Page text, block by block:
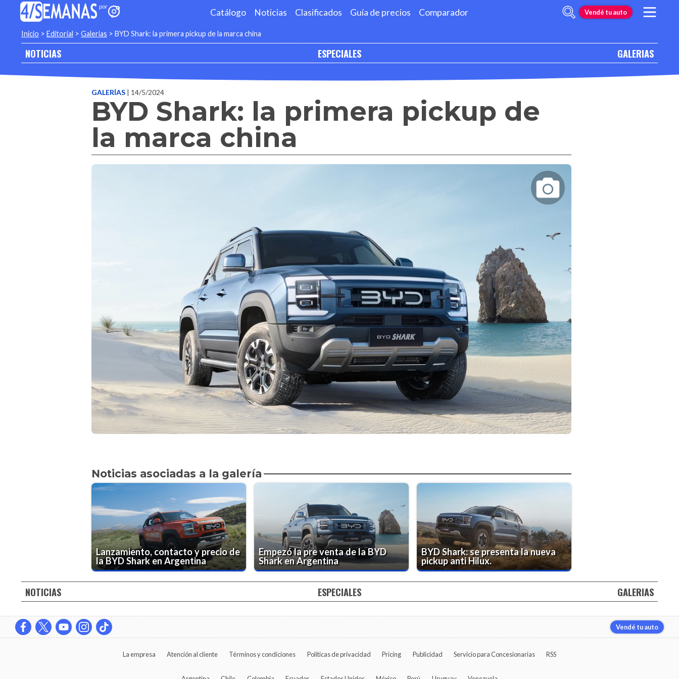
Catálogo Noticias Clasificados Guía de precios Comparador Vendé tu auto
Inicio > Editorial > Galerias > BYD Shark: la primera pickup de la marca china
NOTICIAS ESPECIALES GALERIAS
GALERÍAS | 14/5/2024
BYD Shark: la primera pickup de
la marca china
Noticias asociadas a la galería
Lanzamiento, contacto y precio de
la BYD Shark en Argentina
Empezó la pre venta de la BYD
Shark en Argentina
BYD Shark: se presenta la nueva
pickup anti Hilux.
NOTICIAS ESPECIALES GALERIAS
Vendé tu auto
La empresa Atención al cliente Términos y condiciones Políticas de privacidad Pricing Publicidad Servicio para Concesionarias RSS